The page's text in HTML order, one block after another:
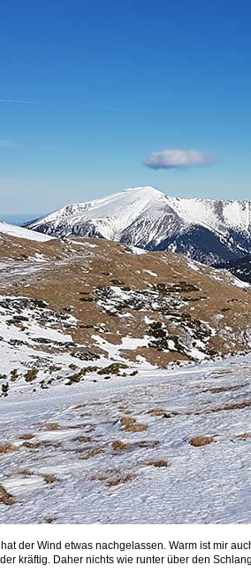
der Wind etwas nachgelassen. Warm ist mir
kräftig. Daher nichts wie runter über den